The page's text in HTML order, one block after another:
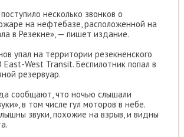
несколько звонков о
на нефтебазе, расположенной на
в Резекне», — пишет издание.
упал на территории резекненского
West Transit. Беспилотник попал в
резервуар.
сообщают, что ночью слышали
в том числе гул моторов в небе.
звуки, похожие на взрыв, и видны